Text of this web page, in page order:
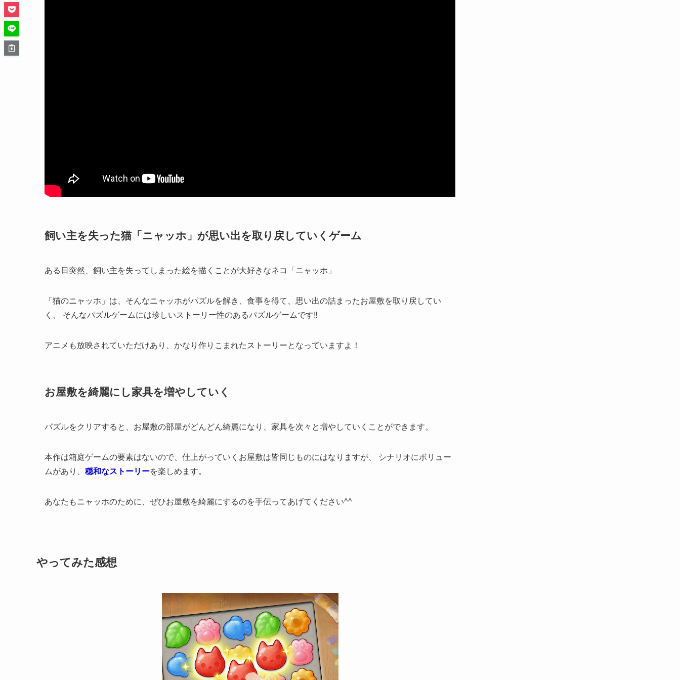
飼い主を失った猫「ニャッホ」が思い出を取り戻していくゲーム
ある日突然、飼い主を失ってしまった絵を描くことが大好きなネコ「ニャッホ」
「猫のニャッホ」は、そんなニャッホがパズルを解き、食事を得て、思い出の詰まったお屋敷を取り戻してい
く、 そんなパズルゲームには珍しいストーリー性のあるパズルゲームです‼️
アニメも放映されていただけあり、かなり作りこまれたストーリーとなっていますよ！
お屋敷を綺麗にし家具を増やしていく
パズルをクリアすると、 お屋敷の部屋がどんどん綺麗になり、家具を次々と増やしていく ことができます。
本作は箱庭ゲームの要素はないので、仕上がっていくお屋敷は皆同じものにはなりますが、 シナリオにボリュー
ムがあり、 穏和なストーリーを楽しめます。
あなたもニャッホのために、ぜひお屋敷を綺麗にするのを手伝ってあげてください^^
やってみた感想